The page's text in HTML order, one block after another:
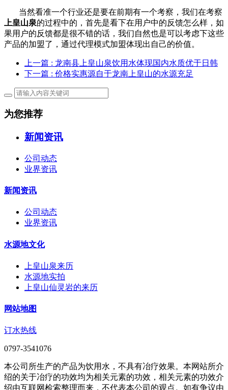
当然看准一个行业还是要在前期有一个考察，我们在考察
上皇山泉的过程中的，首先是看下在用户中的反馈怎么样，如
果用户的反馈都是很不错的话，我们自然也是可以考虑下这些
产品的加盟了，通过代理模式加盟体现出自己的价值。
上一篇 : 龙南县上皇山泉饮用水体现国内水质优于日韩
下一篇 : 价格实惠源自于龙南上皇山的水源充足
为您推荐
新闻资讯
公司动态
业界资讯
新闻资讯
公司动态
业界资讯
水源地文化
上皇山泉来历
水源地实拍
上皇山仙灵岩的来历
网站地图
订水热线
0797-3541076
本公司所生产的产品为饮用水，不具有冶疗效果。本网站所介
绍的关于冶疗的功效均为相关元素的功效，相关元素的功效介
绍由互联网检索整理而来，不代表本公司的观点。如有争议由